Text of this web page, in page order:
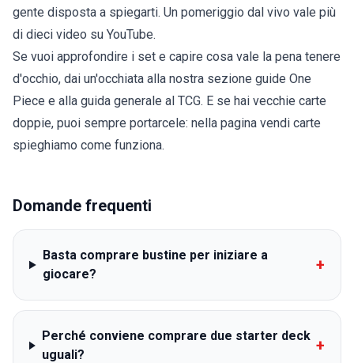
gente disposta a spiegarti. Un pomeriggio dal vivo vale più
di dieci video su YouTube.
Se vuoi approfondire i set e capire cosa vale la pena tenere
d'occhio, dai un'occhiata alla nostra sezione guide One
Piece e alla guida generale al TCG. E se hai vecchie carte
doppie, puoi sempre portarcele: nella pagina vendi carte
spieghiamo come funziona.
Domande frequenti
Basta comprare bustine per iniziare a
giocare?
+
Perché conviene comprare due starter deck
uguali?
+